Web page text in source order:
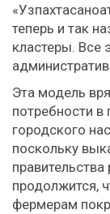
теперь и так
кластеры. Все
Эта модель
потребности в
городского
поскольку
продолжится,
фермерам